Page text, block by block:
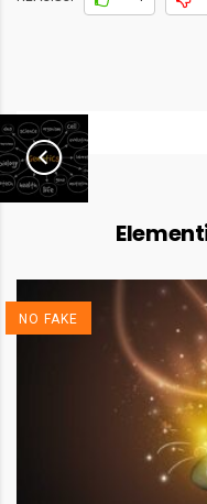
NO FAKE